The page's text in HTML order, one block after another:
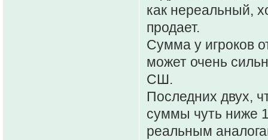
как нереальный,
продает.
Сумма у игроков
может очень
СШ.
Последних двух,
суммы чуть ниже
реальным